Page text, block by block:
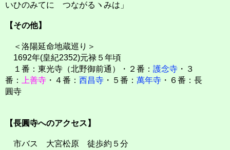
いひのみてに つながるヽみは」
【その他】
＜洛陽延命地蔵巡り＞
1692年(皇紀2352)元禄５年頃
１番：東光寺（北野御前通）・２番： 護念寺 ・３
番：
上善寺 ・４番： 西昌寺 ・５番： 萬年寺 ・６番：長
圓寺
【長圓寺へのアクセス】
市バス 大宮松原 徒歩約５分